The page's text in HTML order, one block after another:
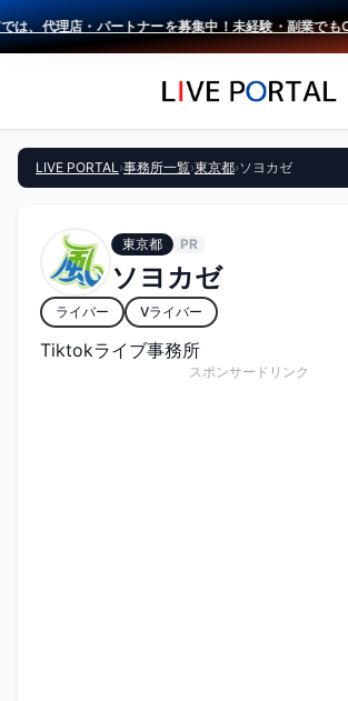
、代理店・パートナーを募集中！未経験・副業でもOK
LIVE PORTAL ›事務所一覧›東京都›ソヨカゼ
東京都 PR
ソヨカゼ
ライバー Vライバー
Tiktokライブ事務所
スポンサードリンク